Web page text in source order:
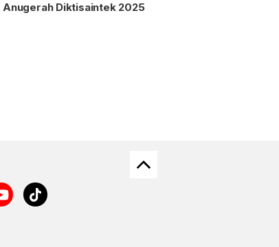
Anugerah Diktisaintek 2025